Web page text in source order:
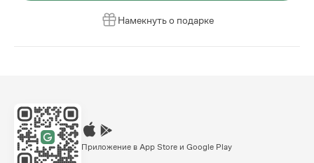
Намекнуть о подарке
Приложение в App Store и Google Play